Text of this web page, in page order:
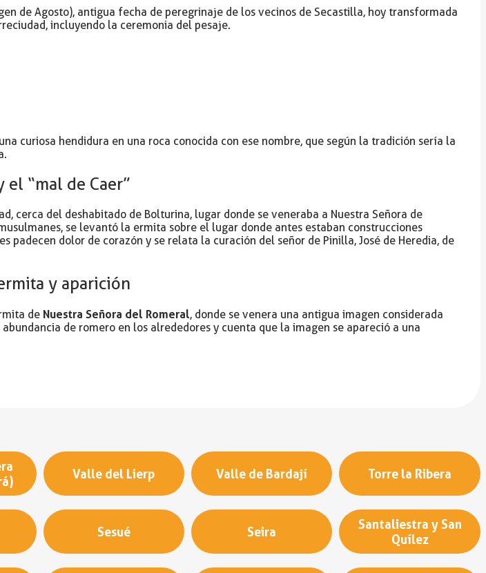
de Agosto), antigua fecha de peregrinaje de los vecinos de Secastilla, hoy transformada
incluyendo la ceremonia del pesaje.
curiosa hendidura en una roca conocida con ese nombre, que según la tradición sería la
el “mal de Caer”
cerca del deshabitado de Bolturina, lugar donde se veneraba a Nuestra Señora de
se levantó la ermita sobre el lugar donde antes estaban construcciones
padecen dolor de corazón y se relata la curación del señor de Pinilla, José de Heredia, de
y aparición
de Nuestra Señora del Romeral, donde se venera una antigua imagen considerada
de romero en los alrededores y cuenta que la imagen se apareció a una
Valle del Lierp Valle de Bardají Torre la Ribera
Sesué Seira
Santaliestra y San
Quílez